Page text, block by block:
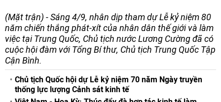
(Mặt trận) - Sáng 4/9, nhân dịp tham dự Lễ kỷ niệm 80
năm chiến thắng phát-xít của nhân dân thế giới và làm
việc tại Trung Quốc, Chủ tịch nước Lương Cường đã có
cuộc hội đàm với Tổng Bí thư, Chủ tịch Trung Quốc Tập
Cận Bình.
Chủ tịch Quốc hội dự Lễ kỷ niệm 70 năm Ngày truyền
thống lực lượng Cảnh sát kinh tế